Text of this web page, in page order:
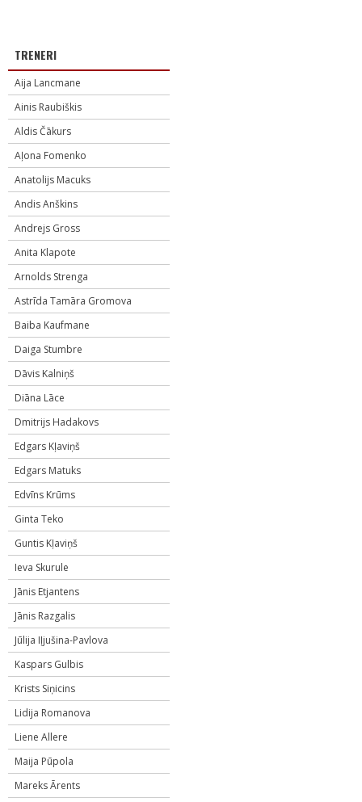
TRENERI
Aija Lancmane
Ainis Raubiškis
Aldis Čākurs
Aļona Fomenko
Anatolijs Macuks
Andis Anškins
Andrejs Gross
Anita Klapote
Arnolds Strenga
Astrīda Tamāra Gromova
Baiba Kaufmane
Daiga Stumbre
Dāvis Kalniņš
Diāna Lāce
Dmitrijs Hadakovs
Edgars Kļaviņš
Edgars Matuks
Edvīns Krūms
Ginta Teko
Guntis Kļaviņš
Ieva Skurule
Jānis Etjantens
Jānis Razgalis
Jūlija Iļjušina-Pavlova
Kaspars Gulbis
Krists Siņicins
Lidija Romanova
Liene Allere
Maija Pūpola
Mareks Ārents